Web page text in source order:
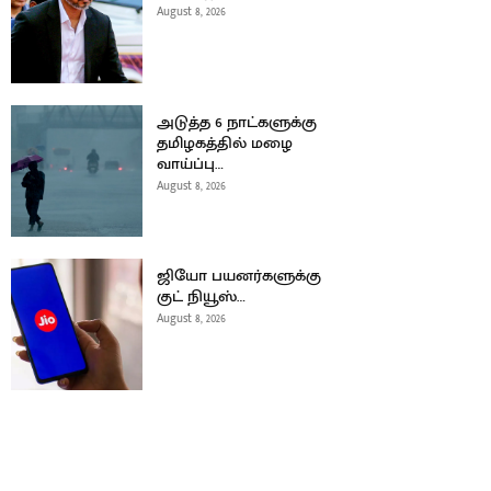
August 8, 2026
அடுத்த 6 நாட்களுக்கு
தமிழகத்தில் மழை
வாய்ப்பு…
August 8, 2026
ஜியோ பயனர்களுக்கு
குட் நியூஸ்…
August 8, 2026